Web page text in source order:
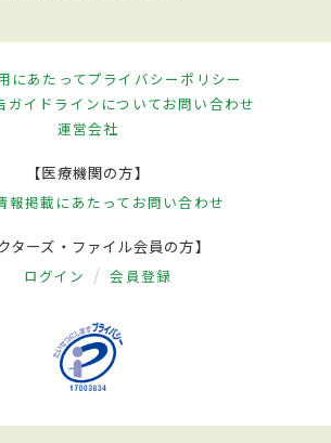
にあたってプライバシーポリシー
ガイドラインについてお問い合わせ
運営会社
【医療機関の方】
報掲載にあたって お問い合わせ
ターズ・ファイル会員の方】
ログイン 会員登録